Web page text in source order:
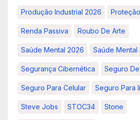
Produção Industrial 2026
Renda Passiva Roubo De Arte
Saúde Mental 2026 Saúde Mental
Segurança Cibernética Seguro
Seguro Para Celular Seguro Para
Steve Jobs STOC34 Stone